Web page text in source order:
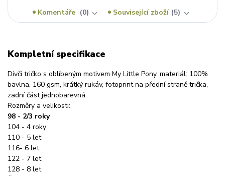
Komentáře
0 Související zboží 5
Kompletní specifikace
Dívčí tričko s oblíbeným motivem My Little Pony, materiál: 100%
bavlna, 160 gsm, krátký rukáv, fotoprint na přední straně trička,
zadní část jednobarevná.
Rozměry a velikosti:
98 - 2/3 roky
104 - 4 roky
110 - 5 let
116- 6 let
122 - 7 let
128 - 8 let